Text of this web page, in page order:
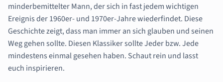
minderbemittelter Mann, der sich in fast jedemwichtigen
Ereignis der 1960er- und 1970er-Jahre wiederfindet. Diese
Geschichte zeigt, dass man immer an sich glauben und seinen
Weg gehen sollte. Diesen Klassiker sollte Jeder bzw. Jede
mindestens einmal gesehen haben. Schaut rein und lasst
euch inspirieren.